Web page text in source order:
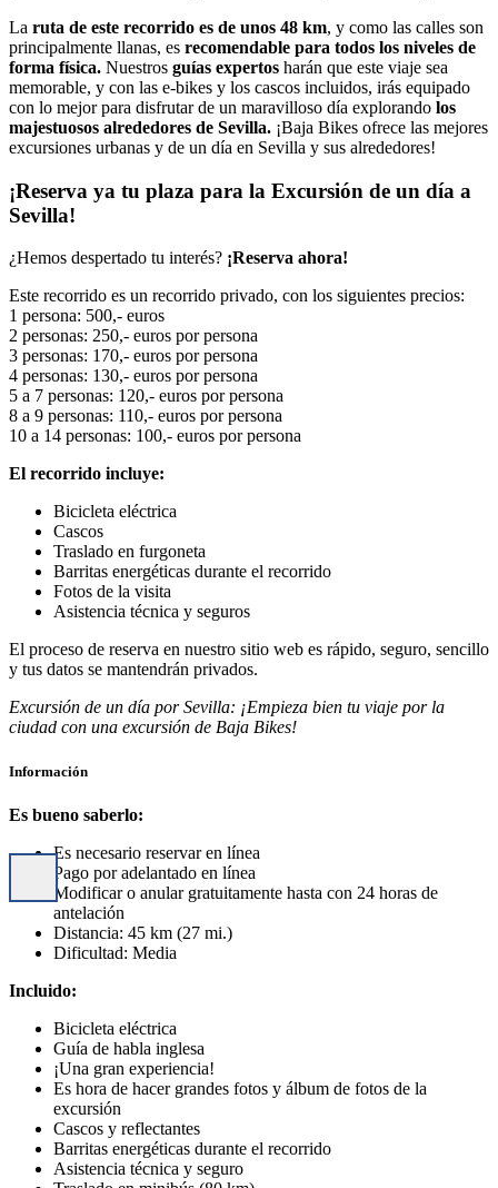
La ruta de este recorrido es de unos 48 km, y como las calles son
principalmente llanas, es recomendable para todos los niveles de
forma física. Nuestros guías expertos harán que este viaje sea
memorable, y con las e-bikes y los cascos incluidos, irás equipado
con lo mejor para disfrutar de un maravilloso día explorando los
majestuosos alrededores de Sevilla. ¡Baja Bikes ofrece las mejores
excursiones urbanas y de un día en Sevilla y sus alrededores!
¡Reserva ya tu plaza para la Excursión de un día a
Sevilla!
¿Hemos despertado tu interés? ¡Reserva ahora!
Este recorrido es un recorrido privado, con los siguientes precios:
1 persona: 500,- euros
2 personas: 250,- euros por persona
3 personas: 170,- euros por persona
4 personas: 130,- euros por persona
5 a 7 personas: 120,- euros por persona
8 a 9 personas: 110,- euros por persona
10 a 14 personas: 100,- euros por persona
El recorrido incluye:
Bicicleta eléctrica
Cascos
Traslado en furgoneta
Barritas energéticas durante el recorrido
Fotos de la visita
Asistencia técnica y seguros
El proceso de reserva en nuestro sitio web es rápido, seguro, sencillo
y tus datos se mantendrán privados.
Excursión de un día por Sevilla: ¡Empieza bien tu viaje por la
ciudad con una excursión de Baja Bikes!
Información
Es bueno saberlo:
Es necesario reservar en línea
Pago por adelantado en línea
Modificar o anular gratuitamente hasta con 24 horas de
antelación
Distancia: 45 km (27 mi.)
Dificultad: Media
Incluido:
Bicicleta eléctrica
Guía de habla inglesa
¡Una gran experiencia!
Es hora de hacer grandes fotos y álbum de fotos de la
excursión
Cascos y reflectantes
Barritas energéticas durante el recorrido
Asistencia técnica y seguro